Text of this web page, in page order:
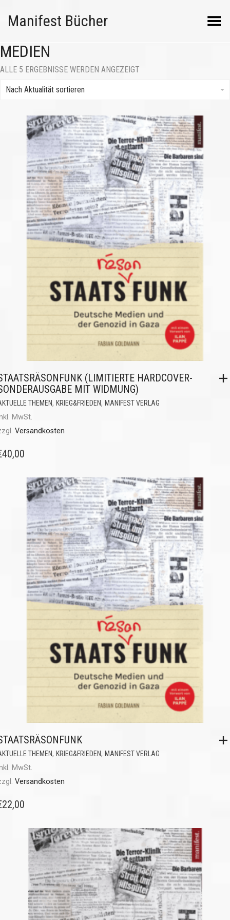
Manifest Bücher Menü umschalten
MEDIEN
ALLE 5 ERGEBNISSE WERDEN ANGEZEIGT
Nach Aktualität sortieren
(LIMITIERTE HARDCOVER-
MIT WIDMUNG)
THEMEN, KRIEG&FRIEDEN, MANIFEST VERLAG
MwSt.
Versandkosten
40,00
THEMEN, KRIEG&FRIEDEN, MANIFEST VERLAG
MwSt.
Versandkosten
22,00